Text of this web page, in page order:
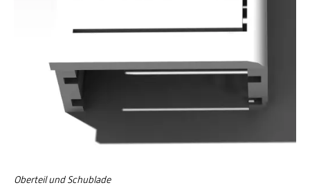
Oberteil und Schublade